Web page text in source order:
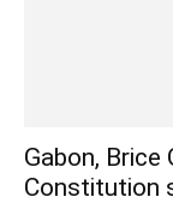
Gabon,
Constitution